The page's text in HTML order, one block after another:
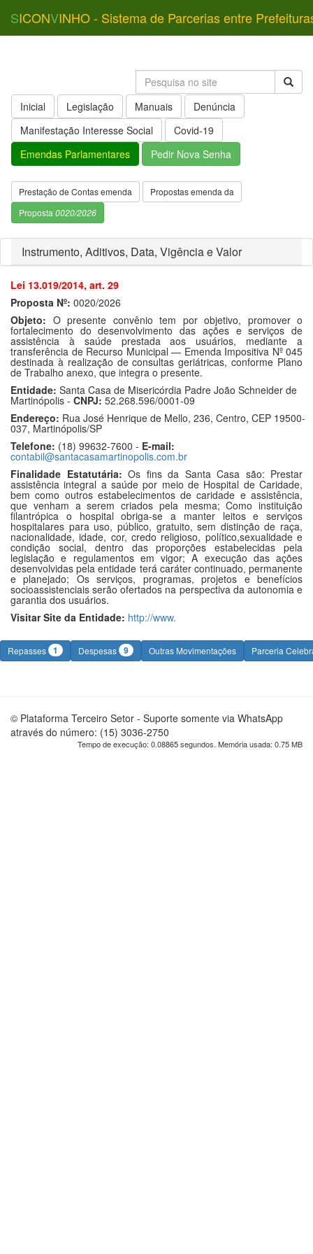
SICONVINHO - Sistema de Parcerias entre
Inicial Legislação Manuais
Denúncia
Manifestação Interesse Social
Covid-19
Emendas Parlamentares
Pedir Nova Senha
Prestação de Contas emenda
Propostas emenda da
Proposta 0020/2026
Instrumento, Aditivos, Data, Vigência e Valor
Lei 13.019/2014, art. 29
Proposta Nº: 0020/2026
Objeto: O presente convênio tem por objetivo, promover o
fortalecimento do desenvolvimento das ações e serviços de
assistência à saúde prestada aos usuários, mediante a
transferência de Recurso Municipal — Emenda Impositiva Nº 045
destinada à realização de consultas geriátricas, conforme Plano
de Trabalho anexo, que integra o presente.
Entidade: Santa Casa de Misericórdia Padre João Schneider de
Martinópolis - CNPJ: 52.268.596/0001-09
Endereço: Rua José Henrique de Mello, 236, Centro, CEP 19500-
037, Martinópolis/SP
Telefone: (18) 99632-7600 - E-mail:
contabil@santacasamartinopolis.com.br
Finalidade Estatutária: Os fins da Santa Casa são: Prestar
assistência integral a saúde por meio de Hospital de Caridade,
bem como outros estabelecimentos de caridade e assistência,
que venham a serem criados pela mesma; Como instituição
filantrópica o hospital obriga-se a manter leitos e serviços
hospitalares para uso, público, gratuito, sem distinção de raça,
nacionalidade, idade, cor, credo religioso, político,sexualidade e
condição social, dentro das proporções estabelecidas pela
legislação e regulamentos em vigor; A execução das ações
desenvolvidas pela entidade terá caráter continuado, permanente
e planejado; Os serviços, programas, projetos e benefícios
socioassistenciais serão ofertados na perspectiva da autonomia e
garantia dos usuários.
Visitar Site da Entidade: http://www.
Repasses 1 Despesas 9 Outras Movimentações Parceria
© Plataforma Terceiro Setor - Suporte somente via WhatsApp
através do número: (15) 3036-2750
Tempo de execução: 0.08865 segundos. Memória usada: 0.75 MB